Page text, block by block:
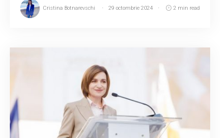
Cristina Botnarevschi 29 octombrie 2024 2 min read